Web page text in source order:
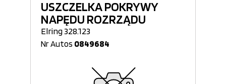
USZCZELKA POKRYWY
NAPĘDU ROZRZĄDU
Elring 328.123
Nr Autos 0849684